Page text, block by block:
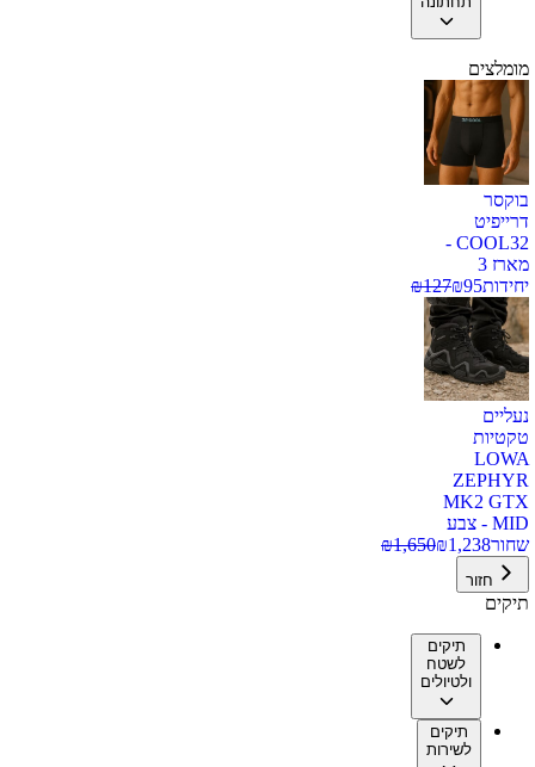
מומלצים
בוקסר
דרייפיט
COOL32 -
מארז 3
יחידות
₪95
₪127
נעליים
טקטיות
LOWA
ZEPHYR
MK2 GTX
MID - צבע
שחור
₪1,238
₪1,650
חזור
תיקים
תיקים
לשטח
ולטיולים
תיקים
לשירות